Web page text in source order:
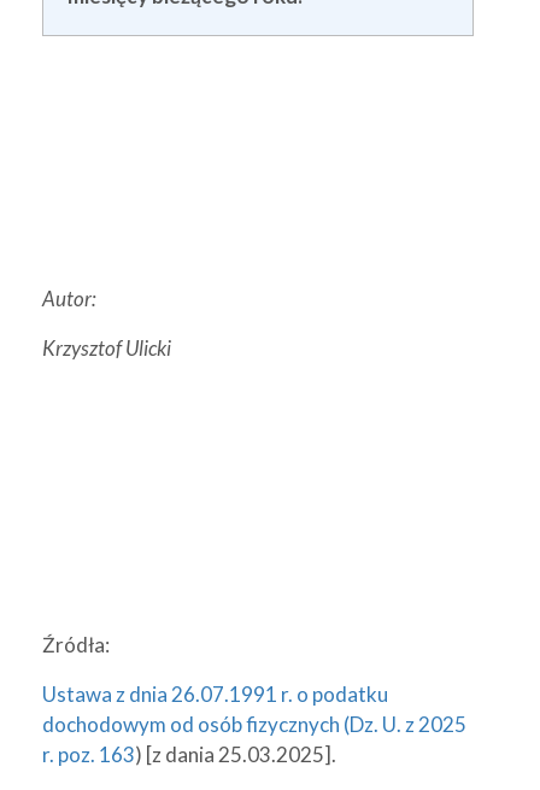
Autor:
Krzysztof Ulicki
Źródła:
Ustawa z dnia 26.07.1991 r. o podatku
dochodowym od osób fizycznych (Dz. U. z 2025
r. poz. 163) [z dania 25.03.2025].